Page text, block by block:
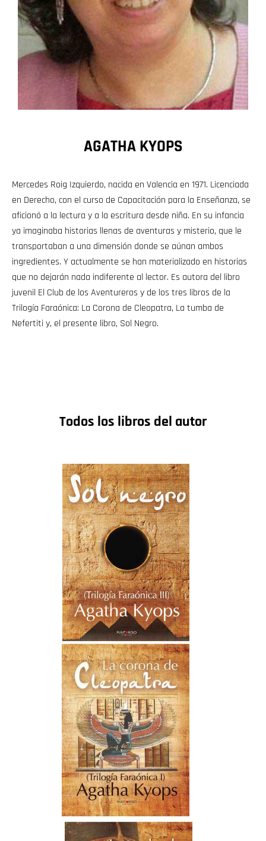
AGATHA KYOPS
Mercedes Roig Izquierdo, nacida en Valencia en 1971. Licenciada
en Derecho, con el curso de Capacitación para la Enseñanza, se
aficionó a la lectura y a la escritura desde niña. En su infancia
ya imaginaba historias llenas de aventuras y misterio, que le
transportaban a una dimensión donde se aúnan ambos
ingredientes. Y actualmente se han materializado en historias
que no dejarán nada indiferente al lector. Es autora del libro
juvenil El Club de los Aventureros y de los tres libros de la
Trilogía Faraónica: La Corona de Cleopatra, La tumba de
Nefertiti y, el presente libro, Sol Negro.
Todos los libros del autor